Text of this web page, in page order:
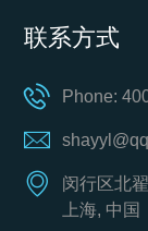
联系方式
Phone:
闵行区北
上海, 中国